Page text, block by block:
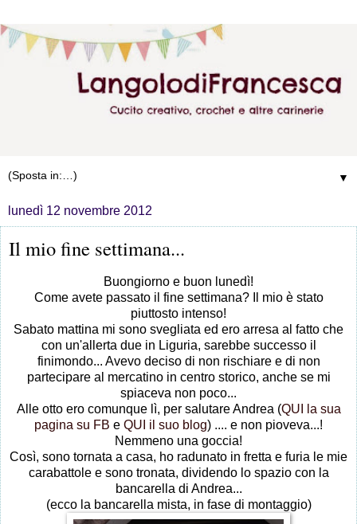
▼
lunedì 12 novembre 2012
Il mio fine settimana...
Buongiorno e buon lunedì!
Come avete passato il fine settimana? Il mio è stato
piuttosto intenso!
Sabato mattina mi sono svegliata ed ero arresa al fatto che
con un'allerta due in Liguria, sarebbe successo il
finimondo... Avevo deciso di non rischiare e di non
partecipare al mercatino in centro storico, anche se mi
spiaceva non poco...
Alle otto ero comunque lì, per salutare Andrea (QUI la sua
pagina su FB e QUI il suo blog) .... e non pioveva...!
Nemmeno una goccia!
Così, sono tornata a casa, ho radunato in fretta e furia le mie
carabattole e sono tronata, dividendo lo spazio con la
bancarella di Andrea...
(ecco la bancarella mista, in fase di montaggio)